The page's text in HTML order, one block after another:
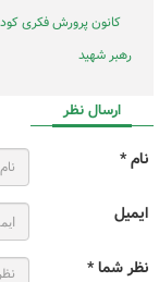
کانون پرورش فکری
رهبر شهید
ارسال نظر
نام *
ایمیل
نظر شما *